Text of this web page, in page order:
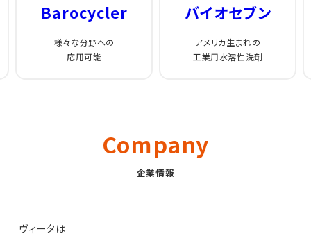
Barocycler
様々な分野への
応用可能
バイオセブン
アメリカ生まれの
工業用水溶性洗剤
Company
企業情報
ヴィータは